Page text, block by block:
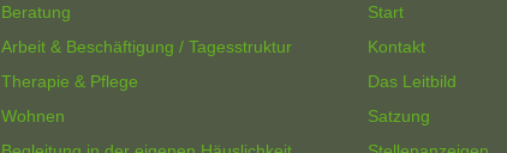
Beratung
Arbeit & Beschäftigung / Tagesstruktur
Therapie & Pflege
Wohnen
Start
Kontakt
Das Leitbild
Satzung